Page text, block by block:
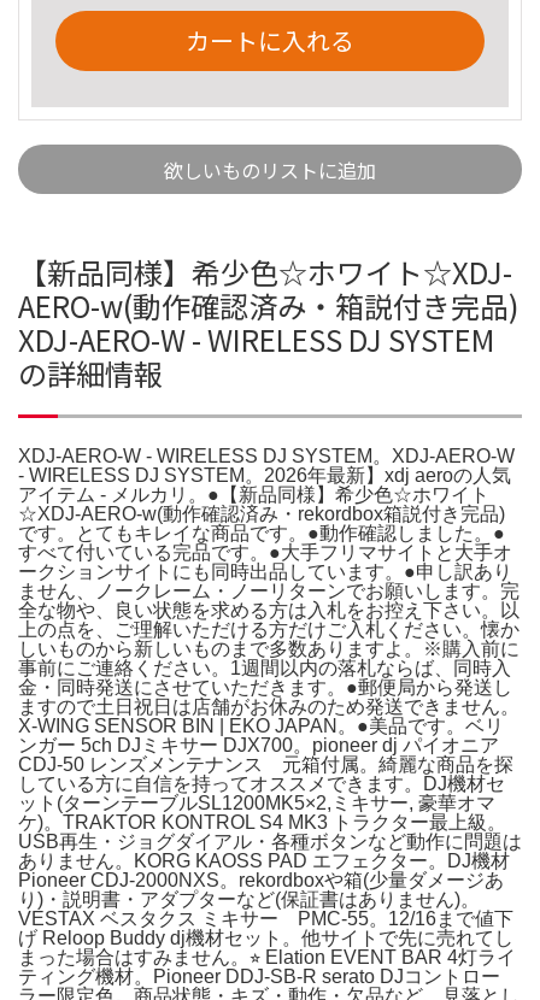
カートに入れる
欲しいものリストに追加
【新品同様】希少色☆ホワイト☆XDJ-
AERO-w(動作確認済み・箱説付き完品)
XDJ-AERO-W - WIRELESS DJ SYSTEM
の詳細情報
XDJ-AERO-W - WIRELESS DJ SYSTEM。XDJ-AERO-W
- WIRELESS DJ SYSTEM。2026年最新】xdj aeroの人気
アイテム - メルカリ。●【新品同様】希少色☆ホワイト
☆XDJ-AERO-w(動作確認済み・rekordbox箱説付き完品)
です。とてもキレイな商品です。●動作確認しました。●
すべて付いている完品です。●大手フリマサイトと大手オ
ークションサイトにも同時出品しています。●申し訳あり
ません、ノークレーム・ノーリターンでお願いします。完
全な物や、良い状態を求める方は入札をお控え下さい。以
上の点を、ご理解いただける方だけご入札ください。懐か
しいものから新しいものまで多数ありますよ。※購入前に
事前にご連絡ください。1週間以内の落札ならば、同時入
金・同時発送にさせていただきます。●郵便局から発送し
ますので土日祝日は店舗がお休みのため発送できません。
X-WING SENSOR BIN | EKO JAPAN。●美品です。ベリ
ンガー 5ch DJミキサー DJX700。pioneer dj パイオニア
CDJ-50 レンズメンテナンス 元箱付属。綺麗な商品を探
している方に自信を持ってオススメできます。DJ機材セ
ット(ターンテーブルSL1200MK5×2,ミキサー, 豪華オマ
ケ)。TRAKTOR KONTROL S4 MK3 トラクター最上級。
USB再生・ジョグダイアル・各種ボタンなど動作に問題は
ありません。KORG KAOSS PAD エフェクター。DJ機材
Pioneer CDJ-2000NXS。rekordboxや箱(少量ダメージあ
り)・説明書・アダプターなど(保証書はありません)。
VESTAX ベスタクス ミキサー PMC-55。12/16まで値下
げ Reloop Buddy dj機材セット。他サイトで先に売れてし
まった場合はすみません。⭐︎ Elation EVENT BAR 4灯ライ
ティング機材。Pioneer DDJ-SB-R serato DJコントロー
ラー限定色。商品状態・キズ・動作・欠品など、見落とし